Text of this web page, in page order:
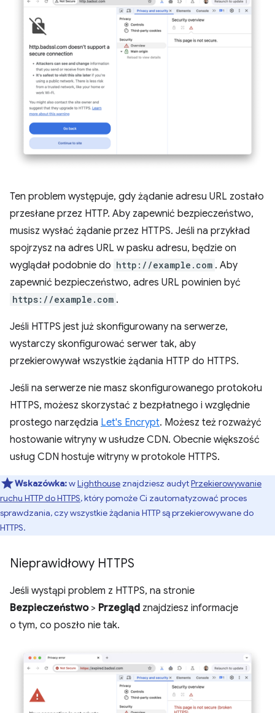
Ten problem występuje, gdy żądanie adresu URL zostało
przesłane przez HTTP. Aby zapewnić bezpieczeństwo,
musisz wysłać żądanie przez HTTPS. Jeśli na przykład
spojrzysz na adres URL w pasku adresu, będzie on
wyglądał podobnie do http://example.com . Aby
zapewnić bezpieczeństwo, adres URL powinien być
https://example.com .
Jeśli HTTPS jest już skonfigurowany na serwerze,
wystarczy skonfigurować serwer tak, aby
przekierowywał wszystkie żądania HTTP do HTTPS.
Jeśli na serwerze nie masz skonfigurowanego protokołu
HTTPS, możesz skorzystać z bezpłatnego i względnie
prostego narzędzia Let's Encrypt. Możesz też rozważyć
hostowanie witryny w usłudze CDN. Obecnie większość
usług CDN hostuje witryny w protokole HTTPS.
Wskazówka:wLighthouse znajdziesz audytPrzekierowywanie
ruchu HTTP do HTTPS, który pomoże Ci zautomatyzować proces
sprawdzania, czy wszystkie żądania HTTP są przekierowywane do
HTTPS.
Nieprawidłowy HTTPS
Jeśli wystąpi problem z HTTPS, na stronie
Bezpieczeństwo> Przegląd znajdziesz informacje
o tym, co poszło nie tak.